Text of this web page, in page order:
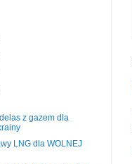
z gazem dla
LNG dla WOLNEJ